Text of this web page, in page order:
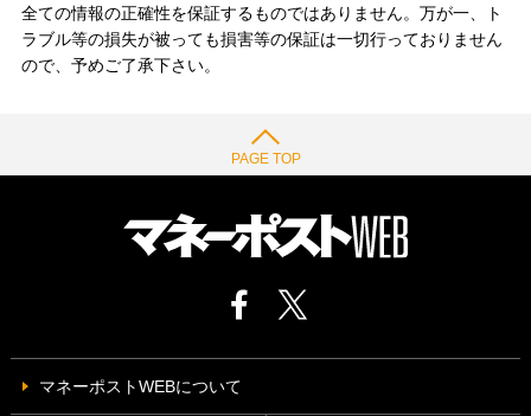
全ての情報の正確性を保証するものではありません。万が一、ト
ラブル等の損失が被っても損害等の保証は一切行っておりません
ので、予めご了承下さい。
PAGE TOP
マネーポストWEBについて